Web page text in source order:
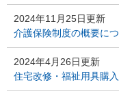
2024年11月25日更新
介護保険制度の概要に
2024年4月26日更新
住宅改修・福祉用具購